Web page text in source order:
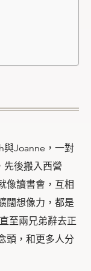
與Joanne，一對
先後搬入西營
像讀書會，互相
闊想像力，都是
至兩兄弟辭去正
頭，和更多人分